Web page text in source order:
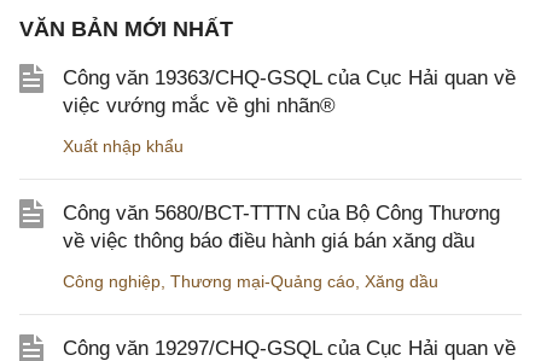
VĂN BẢN MỚI NHẤT
Công văn 19363/CHQ-GSQL của Cục Hải quan về
việc vướng mắc về ghi nhãn®
Xuất nhập khẩu
Công văn 5680/BCT-TTTN của Bộ Công Thương
về việc thông báo điều hành giá bán xăng dầu
Công nghiệp Thương mại-Quảng cáo Xăng dầu
Công văn 19297/CHQ-GSQL của Cục Hải quan về